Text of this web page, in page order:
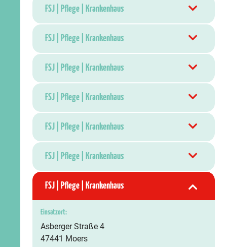
FSJ | Pflege | Krankenhaus
FSJ | Pflege | Krankenhaus
FSJ | Pflege | Krankenhaus
FSJ | Pflege | Krankenhaus
FSJ | Pflege | Krankenhaus
FSJ | Pflege | Krankenhaus
FSJ | Pflege | Krankenhaus
Einsatzort:
Asberger Straße 4
47441 Moers